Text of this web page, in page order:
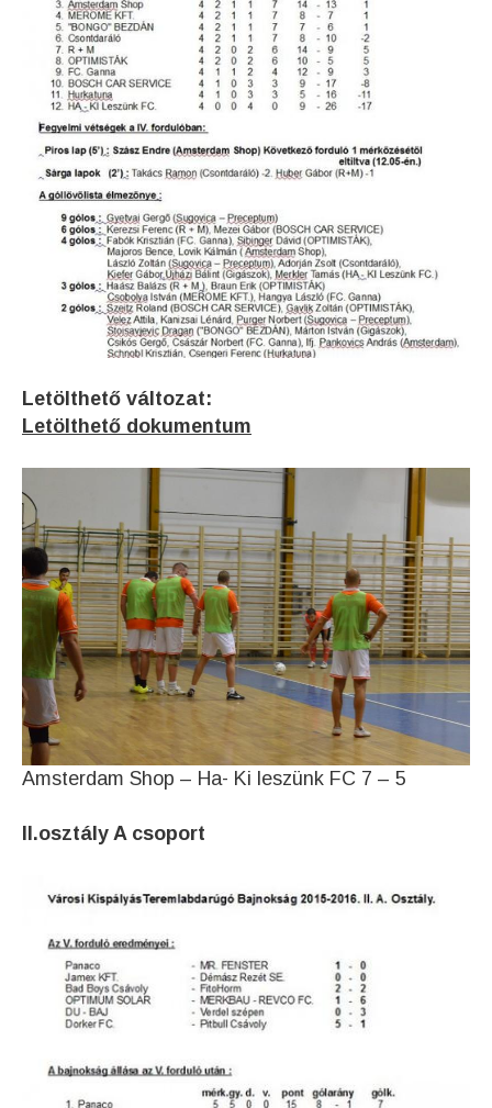
Letölthető változat:
Letölthető dokumentum
Amsterdam Shop – Ha- Ki leszünk FC 7 – 5
II.osztály A csoport